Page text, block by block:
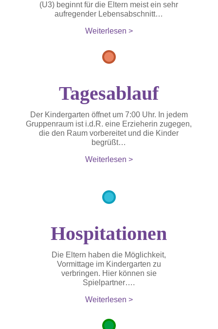
(U3) beginnt für die Eltern meist ein sehr
aufregender Lebensabschnitt…
Weiterlesen >
Tagesablauf
Der Kindergarten öffnet um 7:00 Uhr. In jedem
Gruppenraum ist i.d.R. eine Erzieherin zugegen,
die den Raum vorbereitet und die Kinder
begrüßt…
Weiterlesen >
Hospitationen
Die Eltern haben die Möglichkeit,
Vormittage im Kindergarten zu
verbringen. Hier können sie
Spielpartner….
Weiterlesen >